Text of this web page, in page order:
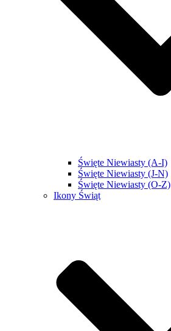
Święte Niewiasty (A-I)
Święte Niewiasty (J-N)
Święte Niewiasty (O-Z)
Ikony Świąt